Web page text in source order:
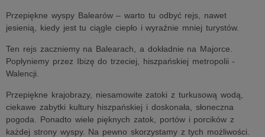
Przepiękne wyspy Balearów – warto tu odbyć rejs, nawet
jesienią, kiedy jest tu ciągle ciepło i wyraźnie mniej turystów.
Ten rejs zaczniemy na Balearach, a dokładnie na Majorce.
Popłyniemy przez Ibizę do trzeciej, hiszpańskiej metropolii -
Walencji.
Przepiękne krajobrazy, niesamowite zatoki z turkusową wodą,
ciekawe zabytki kultury hiszpańskiej i doskonała, słoneczna
pogoda. Ponadto wiele pięknych zatok, portów i porcików z
każdej strony wyspy. Na pewno skorzystamy z tych możliwości.